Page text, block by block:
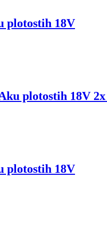
plotostih 18V
plotostih 18V 2x
plotostih 18V